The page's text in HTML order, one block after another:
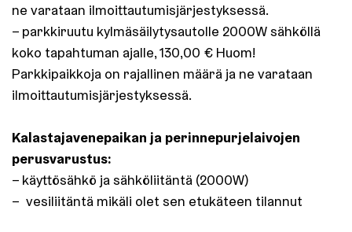
ne varataan ilmoittautumisjärjestyksessä.
– parkkiruutu kylmäsäilytysautolle 2000W sähköllä
koko tapahtuman ajalle, 130,00 € Huom!
Parkkipaikkoja on rajallinen määrä ja ne varataan
ilmoittautumisjärjestyksessä.
Kalastajavenepaikan ja perinnepurjelaivojen
perusvarustus:
– käyttösähkö ja sähköliitäntä (2000W)
– vesiliitäntä mikäli olet sen etukäteen tilannut